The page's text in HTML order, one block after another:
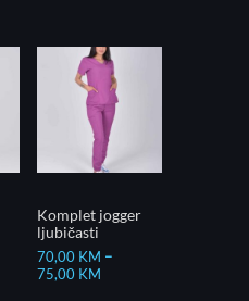
Komplet jogger
ljubičasti
70,00 KM –
75,00 KM